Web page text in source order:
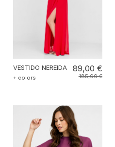
VESTIDO NEREIDA
+ colors
89,00 €
185,00 €